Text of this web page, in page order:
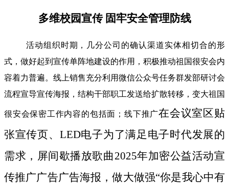
多维校园宣传 固牢安全管理防线
活动组织时期，几分公司的确认渠道实体相切合的形
式，做好起到宣传单阵地建设的作用，积极推动祖国很安会内
容着力普遍。线上销售充分利用微信公众号任务群发部研讨会
流程宣导宣传海报，结构干部职工发送给扩散转移，变大祖国
很安会保密工作内容的包括面；线下推广在会议室区贴
张宣传页、LED电子为了满足电子时代发展的
需求，屏间歇播放歌曲2025年加密公益活动宣
传推广广告广告海报，做大做强“你是我心中有